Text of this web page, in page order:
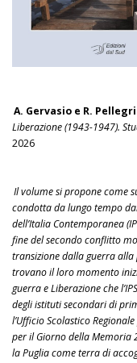
A. Gervasio e R.
Liberazione (1943-1947).
2026
Il volume si propone come
condotta da lungo tempo
dell’Italia Contemporanea
fine del secondo conflitto
transizione dalla guerra alla
trovano il loro momento
guerra e Liberazione che
degli istituti secondari di
l’Ufficio Scolastico
per il Giorno della Memoria
la Puglia come terra di